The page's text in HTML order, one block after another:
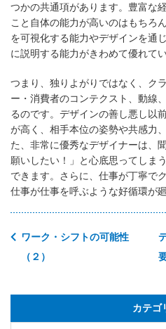
つかの共通項があります。豊富な
こと自体の能力が高いのはもちろ
を可視化する能力やデザインを通
に説明する能力がきわめて優れて
つまり、独りよがりではなく、ク
ー・消費者のコンテクスト、動線
るのです。デザインの善し悪し以
が高く、相手本位の姿勢や共感力
た、非常に優秀なデザイナーは、
願いしたい！」と心底思ってしま
できます。さらに、仕事が丁寧で
仕事が仕事を呼ぶような好循環が
ワーク・シフトの可能性
（２）
カテゴ